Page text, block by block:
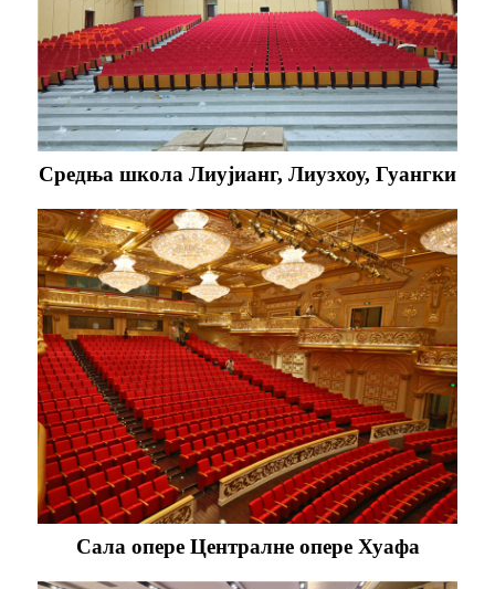
Средња школа Лиујианг, Лиузхоу, Гуангки
Сала опере Централне опере Хуафа